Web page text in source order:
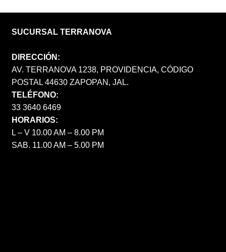
SUCURSAL TERRANOVA
DIRECCIÓN:
AV. TERRANOVA 1238, PROVIDENCIA, CÓDIGO
POSTAL 44630 ZAPOPAN, JAL.
TELÉFONO:
33 3640 6469
HORARIOS:
L – V 10.00 AM – 8.00 PM
SAB. 11.00 AM – 5.00 PM